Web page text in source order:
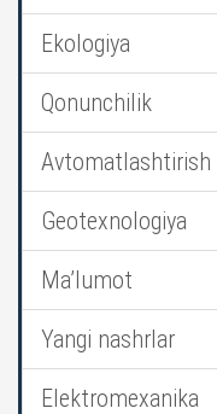
Ekologiya
Qonunchilik
Avtomatlashtirish
Geotexnologiya
Ma’lumot
Yangi nashrlar
Elektromexanika